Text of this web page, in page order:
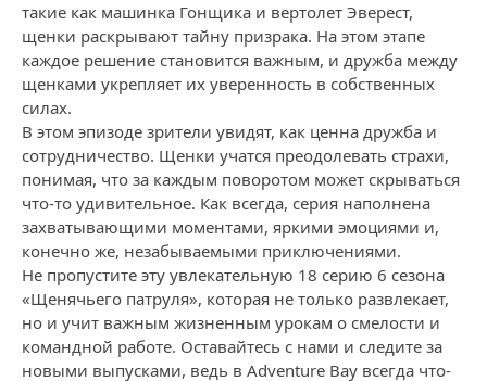
такие как машинка Гонщика и вертолет Эверест,
щенки раскрывают тайну призрака. На этом этапе
каждое решение становится важным, и дружба между
щенками укрепляет их уверенность в собственных
силах.
В этом эпизоде зрители увидят, как ценна дружба и
сотрудничество. Щенки учатся преодолевать страхи,
понимая, что за каждым поворотом может скрываться
что-то удивительное. Как всегда, серия наполнена
захватывающими моментами, яркими эмоциями и,
конечно же, незабываемыми приключениями.
Не пропустите эту увлекательную 18 серию 6 сезона
«Щенячьего патруля», которая не только развлекает,
но и учит важным жизненным урокам о смелости и
командной работе. Оставайтесь с нами и следите за
новыми выпусками, ведь в Adventure Bay всегда что-